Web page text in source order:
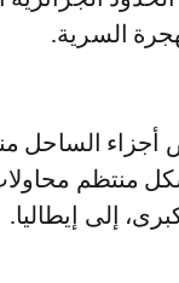
السرية.
بشكل منتظم
إلى إيطاليا.